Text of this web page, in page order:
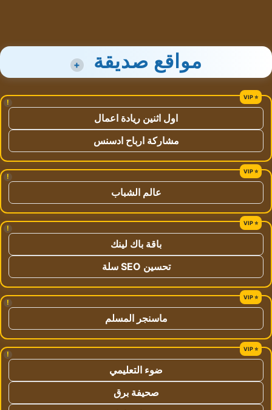
مواقع صديقة +
!
اول اثنين ريادة اعمال
مشاركة ارباح ادسنس
!
عالم الشباب
!
باقة باك لينك
تحسين SEO سلة
!
ماسنجر المسلم
!
ضوء التعليمي
صحيفة برق